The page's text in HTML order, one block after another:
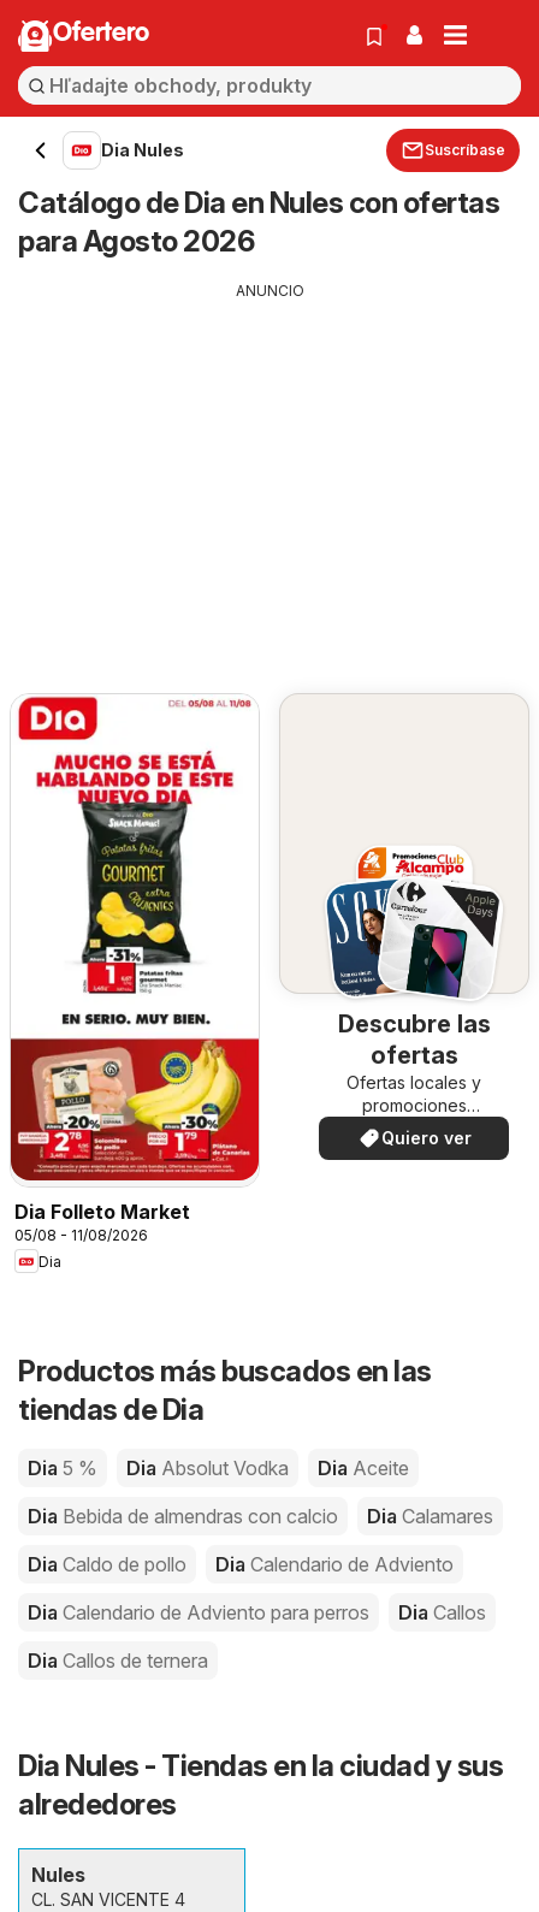
Ofertero
Dia Nules Suscríbase
Catálogo de Dia en Nules con ofertas
para Agosto 2026
ANUNCIO
Dia Folleto Market
05/08 - 11/08/2026
Dia
Descubre las
ofertas
Ofertas locales y
promociones
especiales.
Quiero ver
Productos más buscados en las
tiendas de Dia
Dia 5 % Dia Absolut Vodka Dia Aceite
Dia Bebida de almendras con calcio Dia Calamares
Dia Caldo de pollo Dia Calendario de Adviento
Dia Calendario de Adviento para perros Dia Callos
Dia Callos de ternera
Dia Nules - Tiendas en la ciudad y sus
alrededores
Nules
CL. SAN VICENTE 4